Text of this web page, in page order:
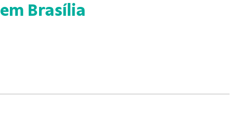
em Brasília